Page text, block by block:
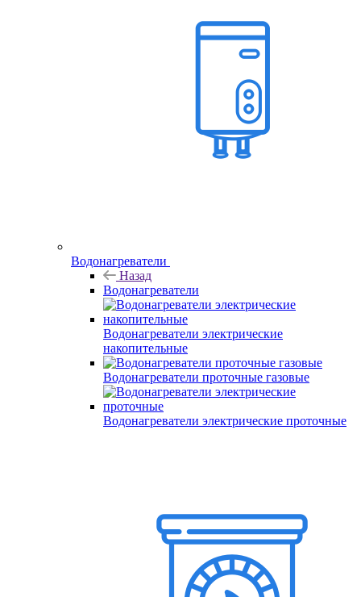
Водонагреватели
Назад
Водонагреватели
Водонагреватели электрические
накопительные
Водонагреватели проточные газовые
Водонагреватели электрические проточные